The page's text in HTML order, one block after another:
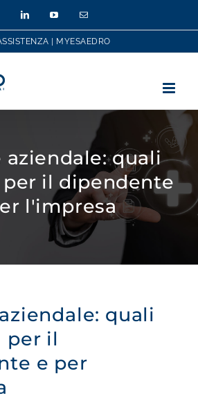
FacebookLinkedInYouTubeEmail
MYESAEDRO
aziendale: quali
il dipendente
l'impresa
quali
per il
e per